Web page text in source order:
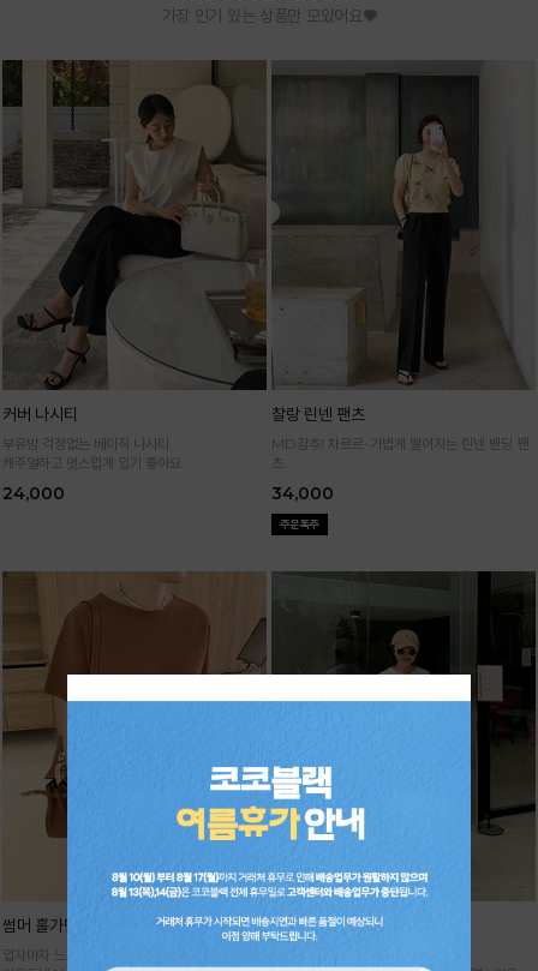
가장 인기 있는 상품만 모았어요♥
커버 나시티
부유방 걱정없는 베이직 나시티
캐주얼하고 멋스럽게 입기 좋아요
24,000
찰랑 린넨 팬츠
MD강추! 차르르-가볍게 떨어지는 린넨 밴딩 팬
츠
34,000
썸머 홀가먼트 니트
입자마자 느껴지는 고급스러움,
기획 썸머 하렘 팬츠